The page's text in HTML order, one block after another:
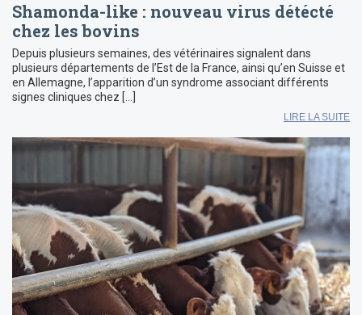
Shamonda-like : nouveau virus détécté
chez les bovins
Depuis plusieurs semaines, des vétérinaires signalent dans
plusieurs départements de l’Est de la France, ainsi qu’en Suisse et
en Allemagne, l’apparition d’un syndrome associant différents
signes cliniques chez […]
LIRE LA SUITE